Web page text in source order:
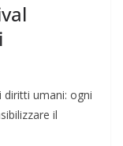
umani: ogni
il